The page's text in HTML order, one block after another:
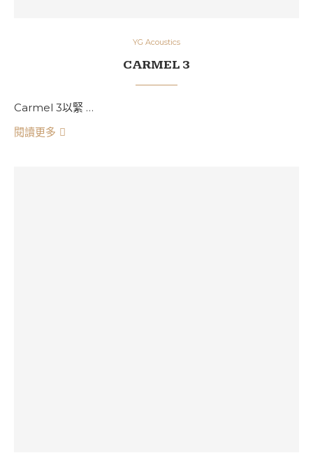
YG Acoustics
CARMEL 3
Carmel 3以緊 …
閱讀更多